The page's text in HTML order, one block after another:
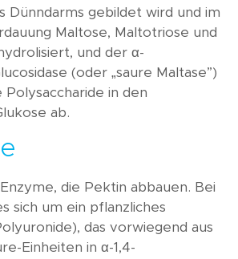
Dünndarms gebildet wird und im
Maltose, Maltotriose und
und der α-
(oder „saure Maltase”)
in den
ab.
die Pektin abbauen. Bei
sich um ein pflanzliches
das vorwiegend aus
Einheiten in α-1,4-